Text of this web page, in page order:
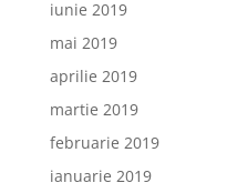
iunie 2019
mai 2019
aprilie 2019
martie 2019
februarie 2019
ianuarie 2019